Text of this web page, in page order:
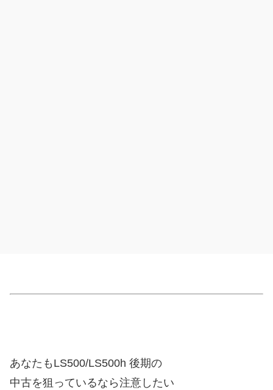
あなたもLS500/LS500h 後期の
中古を狙っているなら注意したい